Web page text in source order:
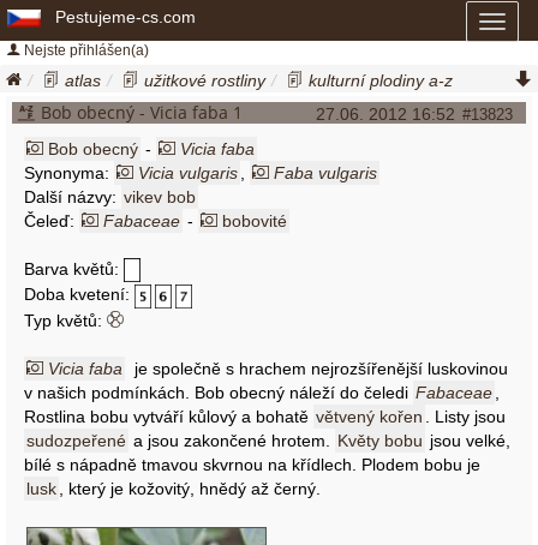
Pestujeme-cs.com
Nejste přihlášen(a)
atlas užitkové rostliny
kulturní plodiny a-z
bob obecný
vicia faba 27.06. 2012 16:52 #13823
Bob obecný - Vicia faba 1
Bob obecný -
Vicia faba
Synonyma:
Vicia vulgaris
Faba vulgaris
Další názvy: vikev bob
Čeleď:
Fabaceae - bobovité
Barva květů:
Doba kvetení:
Typ květů:
Vicia faba
je společně s hrachem nejrozšířenější luskovinou
v našich podmínkách. Bob obecný náleží do čeledi Fabaceae
Rostlina bobu vytváří kůlový a bohatě větvený kořen
. Listy jsou
sudozpeřené a jsou zakončené hrotem. Květy bobu jsou velké,
bílé s nápadně tmavou skvrnou na křídlech. Plodem bobu je
lusk
, který je kožovitý, hnědý až černý.